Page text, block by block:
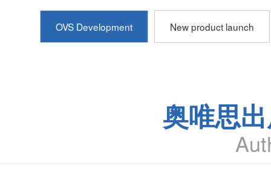
OVS Development New product launch
奥唯思